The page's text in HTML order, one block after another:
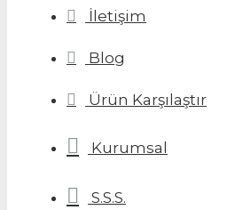
İletişim
Blog
Ürün Karşılaştır
Kurumsal
S.S.S.